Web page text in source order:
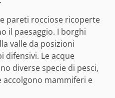
pareti rocciose ricoperte
il paesaggio. I borghi
valle da posizioni
difensivi. Le acque
diverse specie di pesci,
accolgono mammiferi e